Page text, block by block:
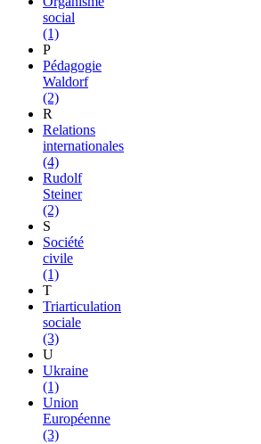
social
(1)
P
Pédagogie
Waldorf
(2)
R
Relations
internationales
(4)
Rudolf
Steiner
(2)
S
Société
civile
(1)
T
Triarticulation
sociale
(3)
U
Ukraine
(1)
Union
Européenne
(3)